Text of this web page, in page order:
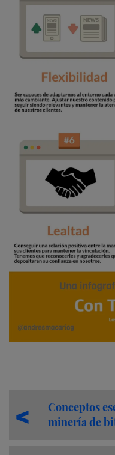
Conceptos
minería de